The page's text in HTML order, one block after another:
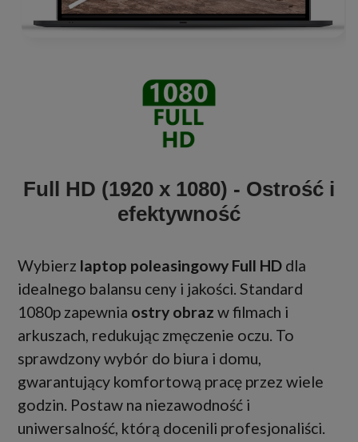
Full HD (1920 x 1080) - Ostrość i
efektywność
Wybierz laptop poleasingowy Full HD dla
idealnego balansu ceny i jakości. Standard
1080p zapewnia ostry obraz w filmach i
arkuszach, redukując zmęczenie oczu. To
sprawdzony wybór do biura i domu,
gwarantujący komfortową pracę przez wiele
godzin. Postaw na niezawodność i
uniwersalność, którą docenili profesjonaliści.